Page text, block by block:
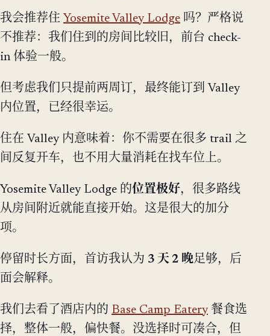
我会推荐住 Yosemite Valley Lodge 吗？严格说
不推荐：我们住到的房间比较旧，前台 check-
in 体验一般。
但考虑我们只提前两周订，最终能订到 Valley
内位置，已经很幸运。
住在 Valley 内意味着：你不需要在很多 trail 之
间反复开车，也不用大量消耗在找车位上。
Yosemite Valley Lodge 的位置极好，很多路线
从房间附近就能直接开始。这是很大的加分
项。
停留时长方面，首访我认为 3 天 2 晚足够，后
面会解释。
我们去看了酒店内的 Base Camp Eatery 餐食选
择，整体一般，偏快餐。没选择时可凑合，但